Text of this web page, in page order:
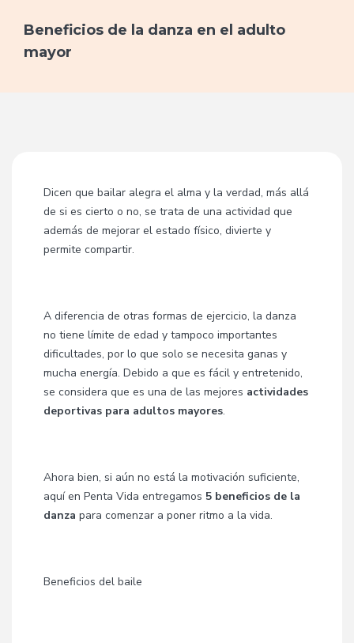
Beneficios de la danza en el adulto
mayor
Dicen que bailar alegra el alma y la verdad, más allá
de si es cierto o no, se trata de una actividad que
además de mejorar el estado físico, divierte y
permite compartir.
A diferencia de otras formas de ejercicio, la danza
no tiene límite de edad y tampoco importantes
dificultades, por lo que solo se necesita ganas y
mucha energía. Debido a que es fácil y entretenido,
se considera que es una de las mejores actividades
deportivas para adultos mayores.
Ahora bien, si aún no está la motivación suficiente,
aquí en Penta Vida entregamos 5 beneficios de la
danza para comenzar a poner ritmo a la vida.
Beneficios del baile